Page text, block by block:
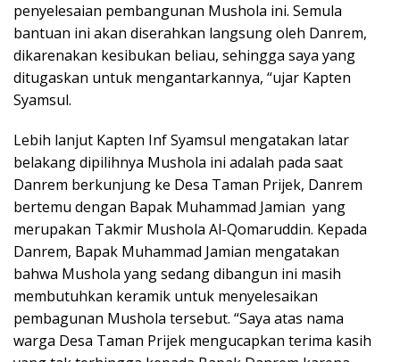
penyelesaian pembangunan Mushola ini. Semula
bantuan ini akan diserahkan langsung oleh Danrem,
dikarenakan kesibukan beliau, sehingga saya yang
ditugaskan untuk mengantarkannya, “ujar Kapten
Syamsul.
Lebih lanjut Kapten Inf Syamsul mengatakan latar
belakang dipilihnya Mushola ini adalah pada saat
Danrem berkunjung ke Desa Taman Prijek, Danrem
bertemu dengan Bapak Muhammad Jamian yang
merupakan Takmir Mushola Al-Qomaruddin. Kepada
Danrem, Bapak Muhammad Jamian mengatakan
bahwa Mushola yang sedang dibangun ini masih
membutuhkan keramik untuk menyelesaikan
pembagunan Mushola tersebut. “Saya atas nama
warga Desa Taman Prijek mengucapkan terima kasih